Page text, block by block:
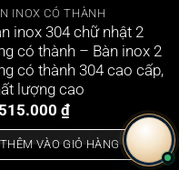
INOX CÓ THÀNH
inox 304 chữ nhật 2
có thành – Bàn inox 2
có thành 304 cao cấp,
lượng cao
₫
THÊM VÀO GIỎ HÀNG